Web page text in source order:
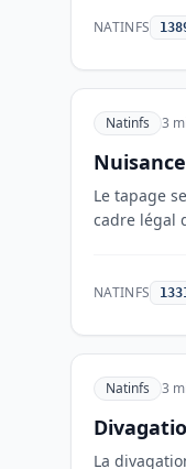
NATINFS
Natinfs 3
Le tapage
cadre légal
NATINFS
Natinfs 3
La